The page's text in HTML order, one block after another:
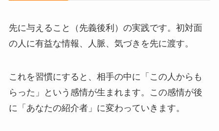
先に与えること（先義後利）の実践です。初対面
の人に有益な情報、人脈、気づきを先に渡す。
これを習慣にすると、相手の中に「この人からも
らった」という感情が生まれます。この感情が後
に「あなたの紹介者」に変わっていきます。